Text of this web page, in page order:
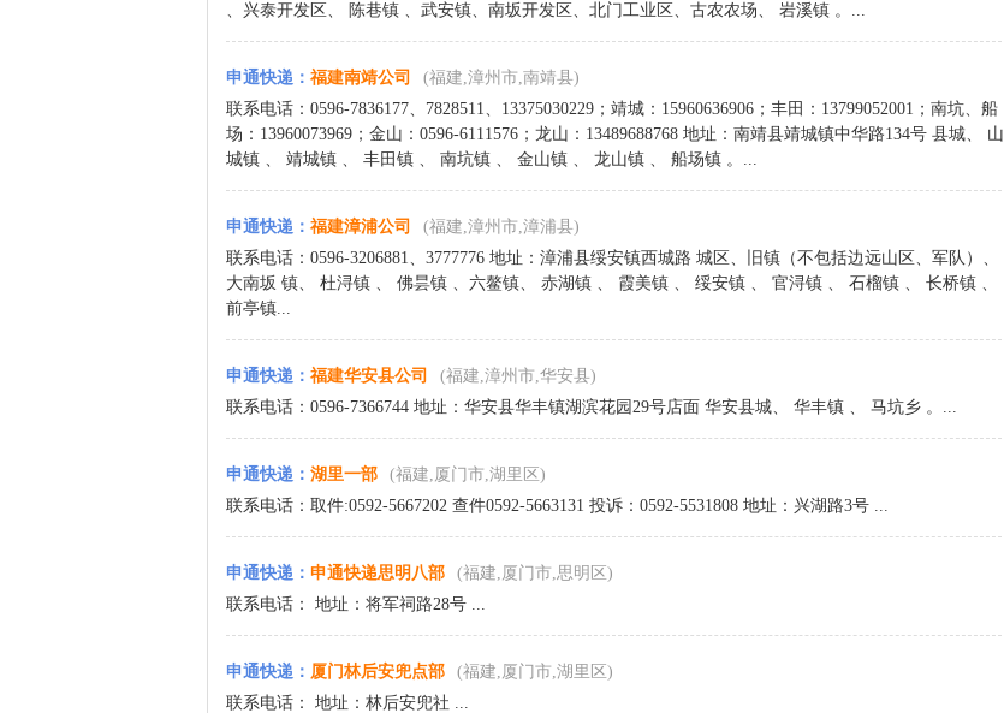
、兴泰开发区、 陈巷镇 、武安镇、南坂开发区、北门工业区、古农农场、 岩溪镇 。...
申通快递 ： 福建南靖公司
(福建,漳州市,南靖县)
联系电话：0596-7836177、7828511、13375030229；靖城：15960636906；丰田：13799052001；南坑、船
场：13960073969；金山：0596-6111576；龙山：13489688768 地址：南靖县靖城镇中华路134号 县城、 山
城镇 、 靖城镇 、 丰田镇 、 南坑镇 、 金山镇 、 龙山镇 、 船场镇 。...
申通快递 ： 福建漳浦公司
(福建,漳州市,漳浦县)
联系电话：0596-3206881、3777776 地址：漳浦县绥安镇西城路 城区、旧镇（不包括边远山区、军队）、
大南坂 镇、 杜浔镇 、 佛昙镇 、六鳌镇、 赤湖镇 、 霞美镇 、 绥安镇 、 官浔镇 、 石榴镇 、 长桥镇 、
前亭镇...
申通快递 ： 福建华安县公司
(福建,漳州市,华安县)
联系电话：0596-7366744 地址：华安县华丰镇湖滨花园29号店面 华安县城、 华丰镇 、 马坑乡 。...
申通快递 ： 湖里一部
(福建,厦门市,湖里区)
联系电话：取件:0592-5667202 查件0592-5663131 投诉：0592-5531808 地址：兴湖路3号 ...
申通快递 ： 申通快递思明八部
(福建,厦门市,思明区)
联系电话： 地址：将军祠路28号 ...
申通快递 ： 厦门林后安兜点部
(福建,厦门市,湖里区)
联系电话： 地址：林后安兜社 ...